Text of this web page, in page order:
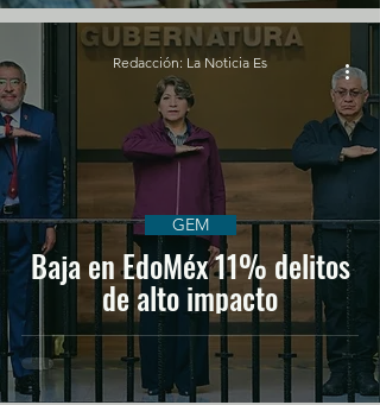
Baja en EdoMéx 11% delitos
de alto impacto
GEM
Redacción: La Noticia Es